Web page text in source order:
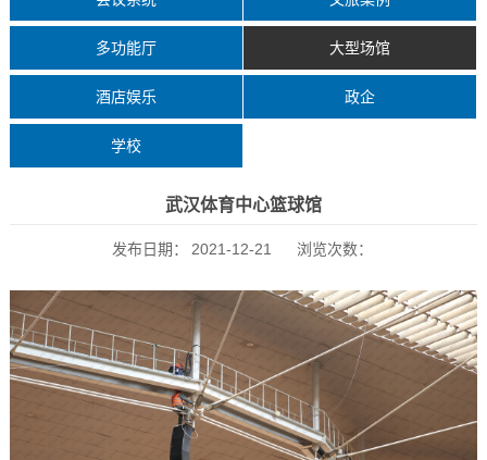
多功能厅 大型场馆
酒店娱乐 政企
学校
武汉体育中心篮球馆
发布日期： 2021-12-21 浏览次数：